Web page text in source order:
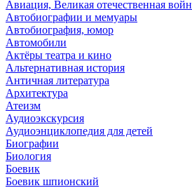
Авиация, Великая отечественная
Автобиографии и мемуары
Автобиография, юмор
Автомобили
Актёры театра и кино
Альтернативная история
Античная литература
Архитектура
Атеизм
Аудиоэкскурсия
Аудиоэнциклопедия для детей
Биографии
Биология
Боевик
Боевик шпионский